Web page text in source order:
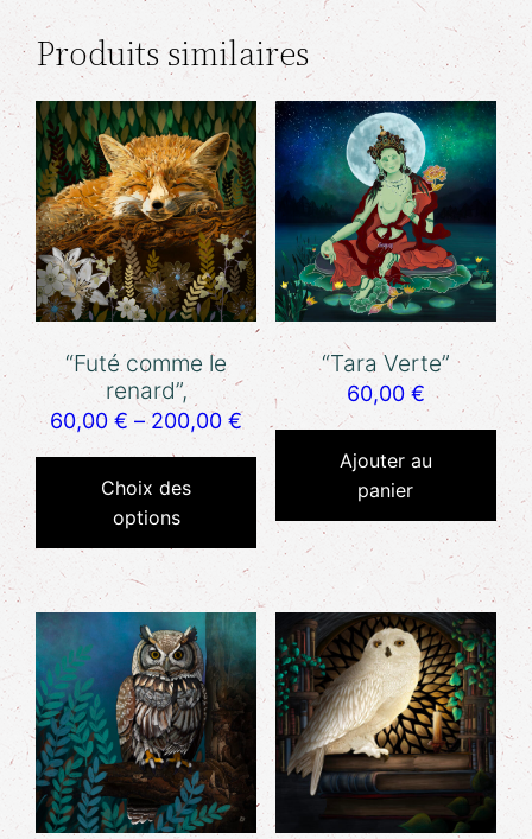
Produits similaires
“Futé comme le
renard”,
60,00€ –200,00€
Choix des
options
“Tara Verte”
60,00€
Ajouter au
panier